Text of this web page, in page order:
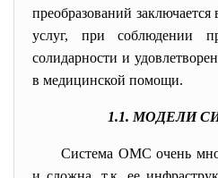
преобразований
услуг, при соблюдении
солидарности и
в медицинской помощи.
1.1. МОДЕЛИ
Система ОМС очень